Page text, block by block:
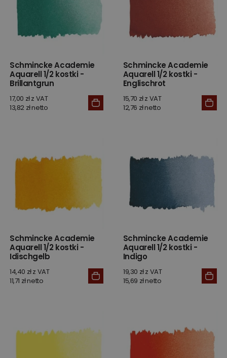
Schmincke Academie
Aquarell 1/2 kostki -
Brillantgrun
17,00 zł z VAT
13,82 zł netto
Schmincke Academie
Aquarell 1/2 kostki -
Englischrot
15,70 zł z VAT
12,76 zł netto
Schmincke Academie
Aquarell 1/2 kostki -
Idischgelb
14,40 zł z VAT
11,71 zł netto
Schmincke Academie
Aquarell 1/2 kostki -
Indigo
19,30 zł z VAT
15,69 zł netto